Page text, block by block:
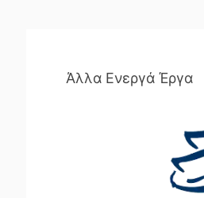
Άλλα Ενεργά Έργα